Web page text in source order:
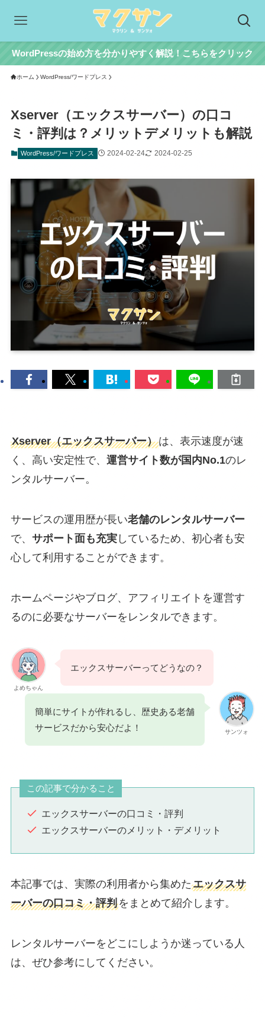
WordPressの始め方を分かりやすく解説！こちらをクリック
ホーム WordPress/ワードプレス
Xserver（エックスサーバー）の口コ
ミ・評判は？メリットデメリットも解説
WordPress/ワードプレス 2024-02-24 2024-02-25
Xserver（エックスサーバー）は、表示速度が速
く、高い安定性で、 運営サイト数が国内No.1のレ
ンタルサーバー。
サービスの運用歴が長い老舗のレンタルサーバー
で、 サポート面も充実しているため、初心者も安
心して利用することができます。
ホームページやブログ、アフィリエイトを運営す
るのに必要なサーバーをレンタルできます。
よめちゃん
エックスサーバーってどうなの？
サンツォ
簡単にサイトが作れるし、歴史ある老舗
サービスだから安心だよ！
この記事で分かること
エックスサーバーの口コミ・評判
エックスサーバーのメリット・デメリット
本記事では、実際の利用者から集めたエックスサ
ーバーの口コミ・評判をまとめて紹介します。
レンタルサーバーをどこにしようか迷っている人
は、ぜひ参考にしてください。